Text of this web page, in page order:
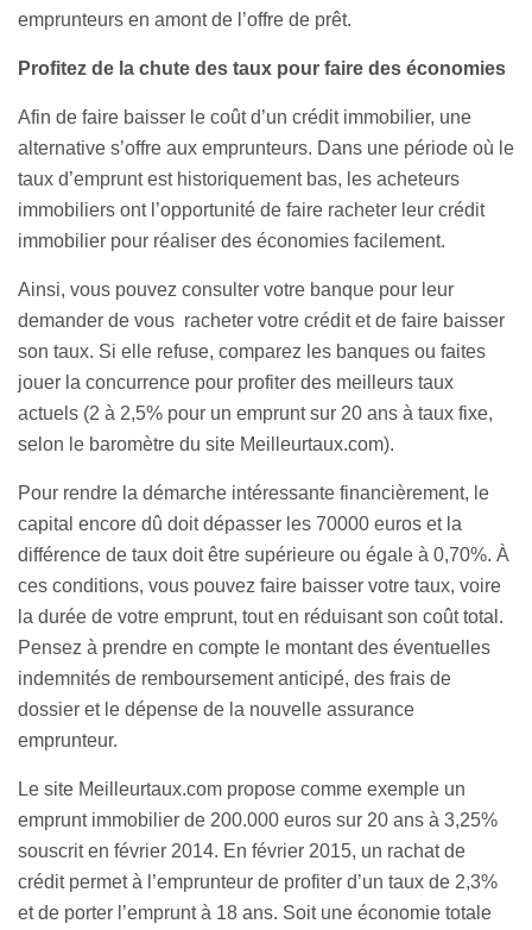
emprunteurs en amont de l’offre de prêt.
Profitez de la chute des taux pour faire des économies
Afin de faire baisser le coût d’un crédit immobilier, une
alternative s’offre aux emprunteurs. Dans une période où le
taux d’emprunt est historiquement bas, les acheteurs
immobiliers ont l’opportunité de faire racheter leur crédit
immobilier pour réaliser des économies facilement.
Ainsi, vous pouvez consulter votre banque pour leur
demander de vous racheter votre crédit et de faire baisser
son taux. Si elle refuse, comparez les banques ou faites
jouer la concurrence pour profiter des meilleurs taux
actuels (2 à 2,5% pour un emprunt sur 20 ans à taux fixe,
selon le baromètre du site Meilleurtaux.com).
Pour rendre la démarche intéressante financièrement, le
capital encore dû doit dépasser les 70000 euros et la
différence de taux doit être supérieure ou égale à 0,70%. À
ces conditions, vous pouvez faire baisser votre taux, voire
la durée de votre emprunt, tout en réduisant son coût total.
Pensez à prendre en compte le montant des éventuelles
indemnités de remboursement anticipé, des frais de
dossier et le dépense de la nouvelle assurance
emprunteur.
Le site Meilleurtaux.com propose comme exemple un
emprunt immobilier de 200.000 euros sur 20 ans à 3,25%
souscrit en février 2014. En février 2015, un rachat de
crédit permet à l’emprunteur de profiter d’un taux de 2,3%
et de porter l’emprunt à 18 ans. Soit une économie totale